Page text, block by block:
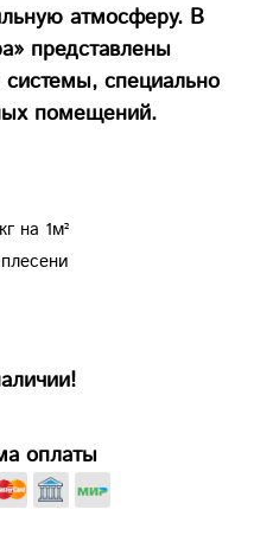
атмосферу. В
представлены
специально
помещений.
на 1м²
оплаты